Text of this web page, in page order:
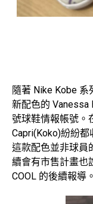
隨著 Nike Kobe
新配色的 Vanessa
號球鞋情報帳號。
Capri(Koko)紛紛
這款配色並非球員
續會有市售計畫也
COOL 的後續報導。